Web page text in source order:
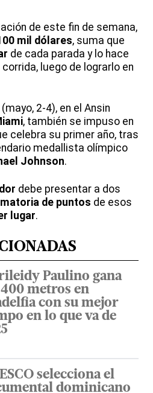
de este fin de semana,
mil dólares, suma que
de cada parada y lo hace
corrida, luego de lograrlo en
2-4), en el Ansin
, también se impuso en
celebra su primer año, tras
medallista olímpico
Johnson.
debe presentar a dos
de puntos de esos
lugar.
Paulino gana
metros en
con su mejor
en lo que va de
selecciona el
dominicano